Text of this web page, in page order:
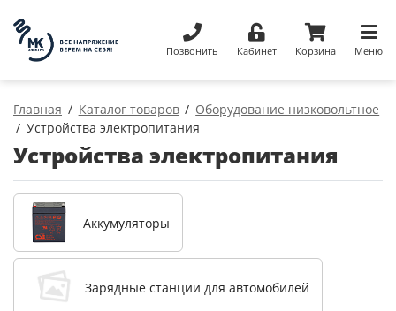
Позвонить Кабинет Корзина Меню
Главная Каталог товаров
Оборудование низковольтное
Устройства электропитания
Устройства электропитания
Аккумуляторы
Зарядные станции для автомобилей